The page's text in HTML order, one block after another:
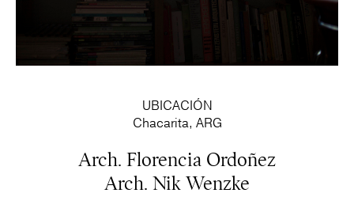
UBICACIÓN
Chacarita, ARG
Arch. Florencia Ordoñez
Arch. Nik Wenzke